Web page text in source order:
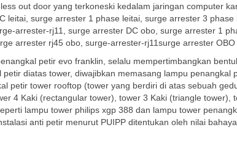
out door yang terkoneski kedalam jaringan computer
leitai, surge arrester 1 phase leitai, surge arrester 3
arrester-rj11, surge arrester DC obo, surge arrester 1
arrester rj45 obo, surge-arrester-rj11surge arrester OBO
petir evo franklin, selalu mempertimbangkan
diatas tower, diwajibkan memasang lampu penangkal
petir tower rooftop (tower yang berdiri di atas sebuah
4 Kaki (rectangular tower), tower 3 Kaki (triangle tower),
lampu tower philips xgp 388 dan lampu tower
anti petir menurut PUIPP ditentukan oleh nilai